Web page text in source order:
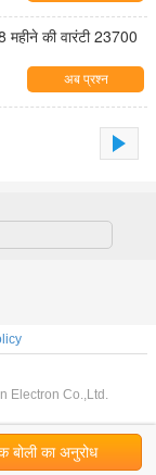
महीने की वारंटी 23700
अब प्रश्न
बोली का अनुरोध
Electron Co.,Ltd.